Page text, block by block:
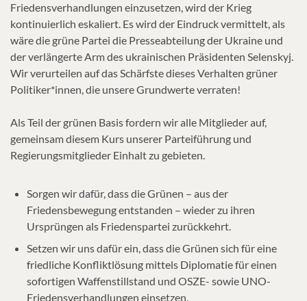
Friedensverhandlungen einzusetzen, wird der Krieg
kontinuierlich eskaliert. Es wird der Eindruck vermittelt, als
wäre die grüne Partei die Presseabteilung der Ukraine und
der verlängerte Arm des ukrainischen Präsidenten Selenskyj.
Wir verurteilen auf das Schärfste dieses Verhalten grüner
Politiker*innen, die unsere Grundwerte verraten!
Als Teil der grünen Basis fordern wir alle Mitglieder auf,
gemeinsam diesem Kurs unserer Parteiführung und
Regierungsmitglieder Einhalt zu gebieten.
Sorgen wir dafür, dass die Grünen – aus der
Friedensbewegung entstanden – wieder zu ihren
Ursprüngen als Friedenspartei zurückkehrt.
Setzen wir uns dafür ein, dass die Grünen sich für eine
friedliche Konfliktlösung mittels Diplomatie für einen
sofortigen Waffenstillstand und OSZE- sowie UNO-
Friedensverhandlungen einsetzen.